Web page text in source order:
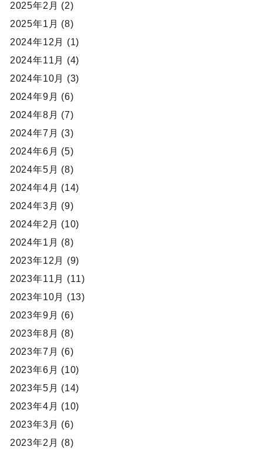
2025年2月 (2)
2025年1月 (8)
2024年12月 (1)
2024年11月 (4)
2024年10月 (3)
2024年9月 (6)
2024年8月 (7)
2024年7月 (3)
2024年6月 (5)
2024年5月 (8)
2024年4月 (14)
2024年3月 (9)
2024年2月 (10)
2024年1月 (8)
2023年12月 (9)
2023年11月 (11)
2023年10月 (13)
2023年9月 (6)
2023年8月 (8)
2023年7月 (6)
2023年6月 (10)
2023年5月 (14)
2023年4月 (10)
2023年3月 (6)
2023年2月 (8)